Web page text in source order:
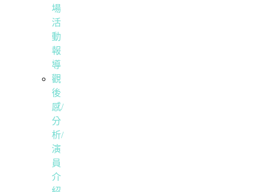
場
活
動
報
導
觀
後
感/
分
析/
演
員
介